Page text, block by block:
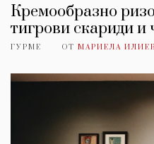
Кремообразно
тигрови скариди и
ГУРМЕ ОТ МАРИЕЛА